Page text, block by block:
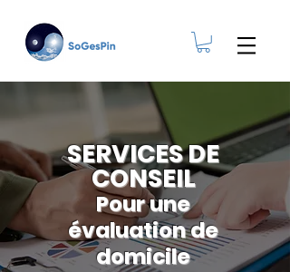
SERVICES DE
CONSEIL
Pour une
évaluation de
domicile